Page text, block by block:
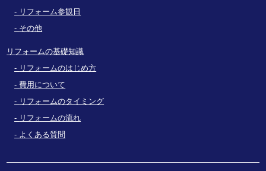
リフォーム参観日
その他
リフォームの基礎知識
リフォームのはじめ方
費用について
リフォームのタイミング
リフォームの流れ
よくある質問